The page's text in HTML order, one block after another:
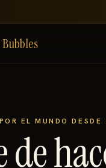
EL MUNDO DESDE
de